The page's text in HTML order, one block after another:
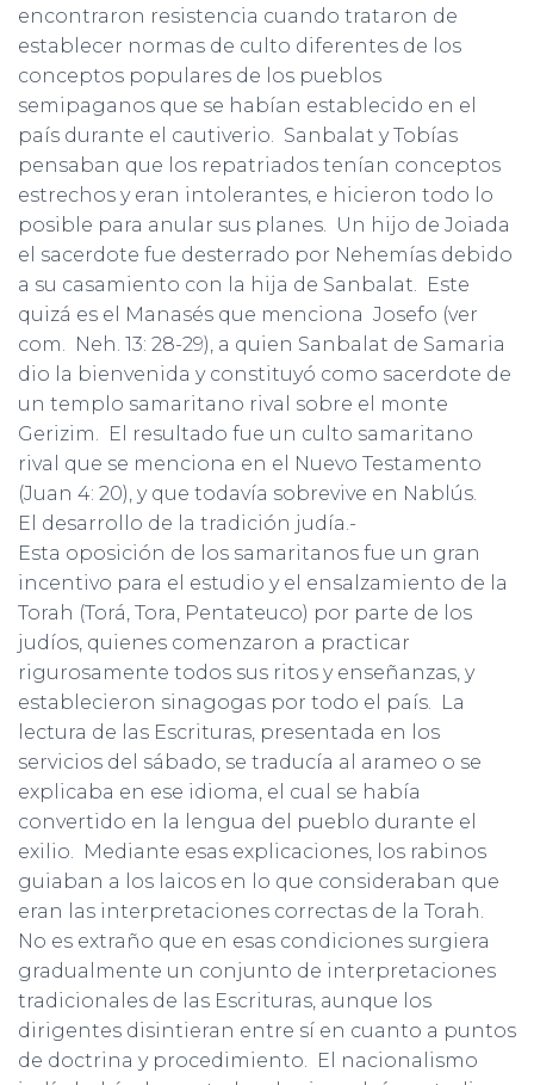
encontraron resistencia cuando trataron de
establecer normas de culto diferentes de los
conceptos populares de los pueblos
semipaganos que se habían establecido en el
país durante el cautiverio. Sanbalat y Tobías
pensaban que los repatriados tenían conceptos
estrechos y eran intolerantes, e hicieron todo lo
posible para anular sus planes. Un hijo de Joiada
el sacerdote fue desterrado por Nehemías debido
a su casamiento con la hija de Sanbalat. Este
quizá es el Manasés que menciona Josefo (ver
com. Neh. 13: 28-29), a quien Sanbalat de Samaria
dio la bienvenida y constituyó como sacerdote de
un templo samaritano rival sobre el monte
Gerizim. El resultado fue un culto samaritano
rival que se menciona en el Nuevo Testamento
(Juan 4: 20), y que todavía sobrevive en Nablús.
El desarrollo de la tradición judía.-
Esta oposición de los samaritanos fue un gran
incentivo para el estudio y el ensalzamiento de la
Torah (Torá, Tora, Pentateuco) por parte de los
judíos, quienes comenzaron a practicar
rigurosamente todos sus ritos y enseñanzas, y
establecieron sinagogas por todo el país. La
lectura de las Escrituras, presentada en los
servicios del sábado, se traducía al arameo o se
explicaba en ese idioma, el cual se había
convertido en la lengua del pueblo durante el
exilio. Mediante esas explicaciones, los rabinos
guiaban a los laicos en lo que consideraban que
eran las interpretaciones correctas de la Torah.
No es extraño que en esas condiciones surgiera
gradualmente un conjunto de interpretaciones
tradicionales de las Escrituras, aunque los
dirigentes disintieran entre sí en cuanto a puntos
de doctrina y procedimiento. El nacionalismo